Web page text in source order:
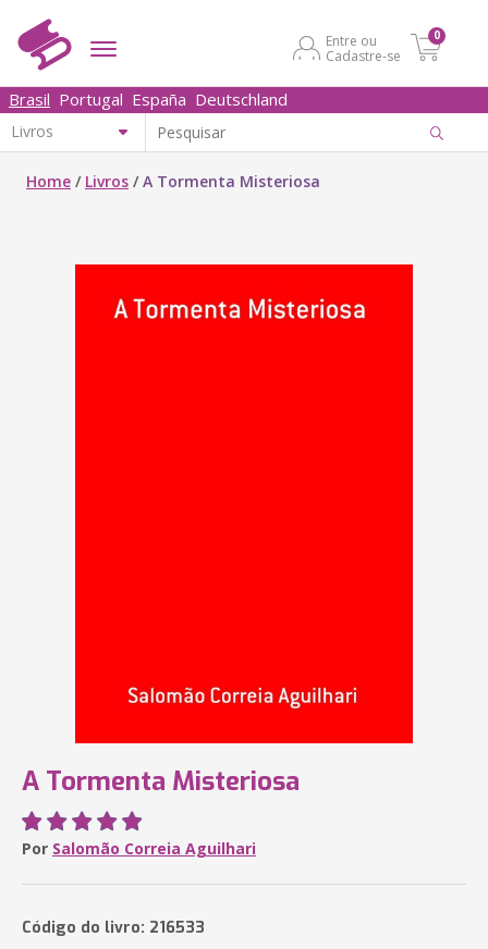
Entre ou
Cadastre-se
0
Brasil Portugal España Deutschland
Home / Livros /A Tormenta Misteriosa
A Tormenta Misteriosa
Por Salomão Correia Aguilhari
Código do livro: 216533